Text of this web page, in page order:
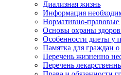
Диализная жизнь
Информация
Нормативно-
Основы охраны
Особенности диеты у
Памятка для граждан
Перечень жизненно
Перечень